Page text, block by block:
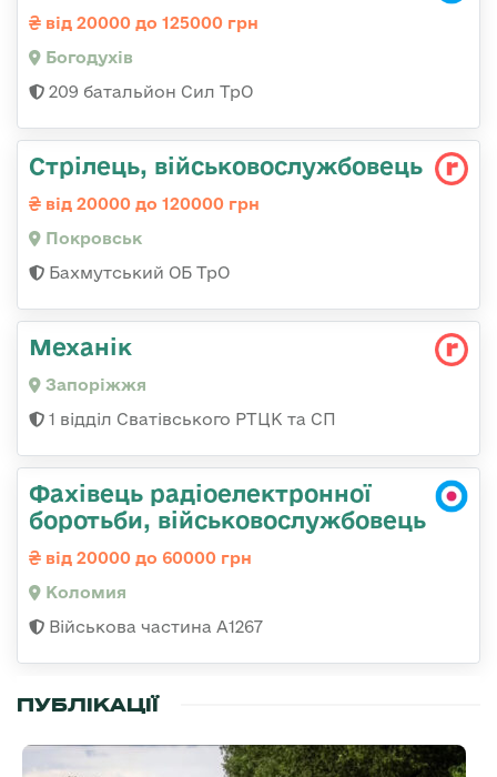
від 20000 до 125000 грн
Богодухів
209 батальйон Сил ТрО
Стрілець, військовослужбовець
від 20000 до 120000 грн
Покровськ
Бахмутський ОБ ТрО
Механік
Запоріжжя
1 відділ Сватівського РТЦК та СП
Фахівець радіоелектронної
боротьби, військовослужбовець
від 20000 до 60000 грн
Коломия
Військова частина А1267
ПУБЛІКАЦІЇ